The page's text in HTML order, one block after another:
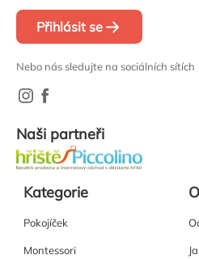
Přihlásit se
Nebo nás sledujte na sociálních sítích
Naši partneři
Kategorie
Pokojíček
Montessori